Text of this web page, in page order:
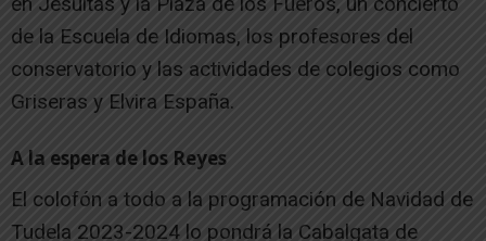
de la Escuela de Idiomas, los profesores del
conservatorio y las actividades de colegios como
Griseras y Elvira España.
A la espera de los Reyes
El colofón a todo a la programación de Navidad de
Tudela 2023-2024 lo pondrá la Cabalgata de